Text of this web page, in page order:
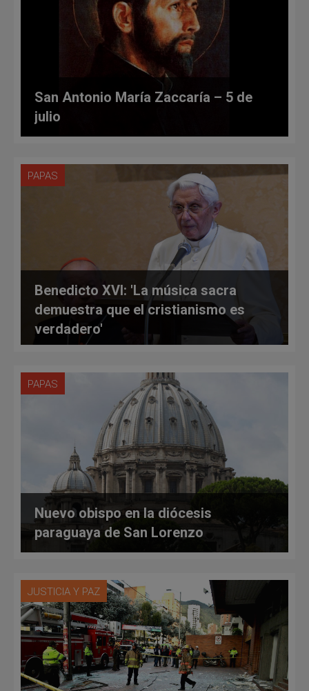
San Antonio María Zaccaría – 5 de
julio
PAPAS
Benedicto XVI: 'La música sacra
demuestra que el cristianismo es
verdadero'
PAPAS
Nuevo obispo en la diócesis
paraguaya de San Lorenzo
JUSTICIA Y PAZ